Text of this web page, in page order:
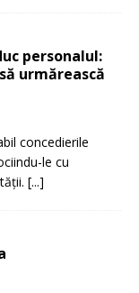
personalul:
urmărească
concedierile
le cu
[...]